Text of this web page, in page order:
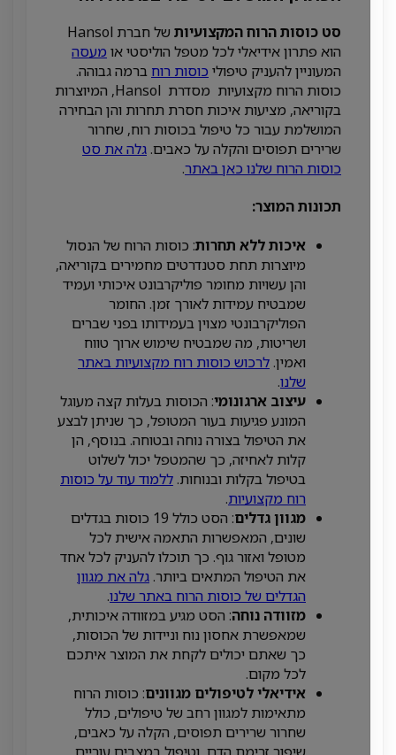
סט כוסות הרוח המקצועיות
של חברת Hansol
הוא פתרון אידיאלי לכל מטפל הוליסטי אומעסה
המעוניין להעניק טיפוליכוסות רוחברמה גבוהה.
כוסות הרוח מקצועיות מסדרת Hansol, המיוצרות
בקוריאה, מציעות איכות חסרת תחרות והן הבחירה
המושלמת עבור כל טיפול בכוסות רוח, שחרור
שרירים תפוסים והקלה על כאבים.גלה את סט
כוסות הרוח שלנו כאן באתר.
תכונות המוצר:
איכות ללא תחרות: כוסות הרוח של הנסול
מיוצרות תחת סטנדרטים מחמירים בקוריאה,
והן עשויות מחומר פוליקרבונט איכותי ועמיד
שמבטיח עמידות לאורך זמן. החומר
הפוליקרבונטי מצוין בעמידותו בפני שברים
ושריטות, מה שמבטיח שימוש ארוך טווח
ואמין.לרכוש כוסות רוח מקצועיות באתר
.
עיצוב ארגונומי: הכוסות בעלות קצה מעוגל
המונע פגיעות בעור המטופל, כך שניתן לבצע
את הטיפול בצורה נוחה ובטוחה. בנוסף, הן
קלות לאחיזה, כך שהמטפל יכול לשלוט
בטיפול בקלות ובנוחות.ללמוד עוד על כוסות
רוח מקצועיות.
מגוון גדלים
: הסט כולל 19 כוסות בגדלים
שונים, המאפשרות התאמה אישית לכל
מטופל ואזור גוף. כך תוכלו להעניק לכל אחד
את הטיפול המתאים ביותר.גלה את מגוון
הגדלים של כוסות הרוח באתר שלנו .
מזוודה נוחה: הסט מגיע במזוודה איכותית,
שמאפשרת אחסון נוח וניידות של הכוסות,
כך שאתם יכולים לקחת את המוצר איתכם
לכל מקום.
אידיאלי לטיפולים מגוונים: כוסות הרוח
מתאימות למגוון רחב של טיפולים, כולל
שחרור שרירים תפוסים, הקלה על כאבים,
שיפור זרימת הדם, וטיפול במצבים עוריים.